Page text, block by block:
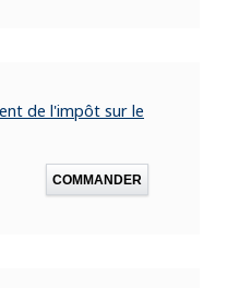
de l'impôt sur le
COMMANDER